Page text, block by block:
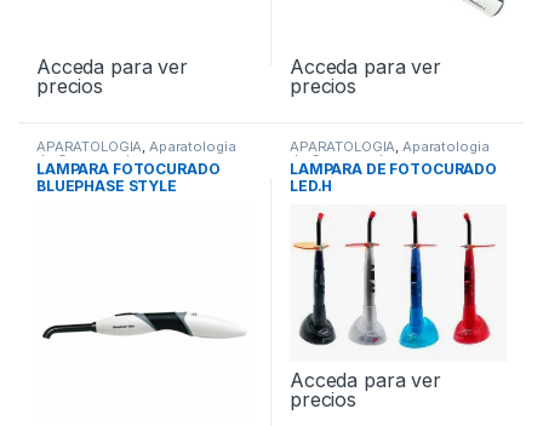
Acceda para ver
precios
Acceda para ver
precios
APARATOLOGIA,Aparatologia
de Conservadora
LAMPARA FOTOCURADO
BLUEPHASE STYLE
APARATOLOGIA,Aparatologia
de Conservadora
LAMPARA DE FOTOCURADO
LED.H
Acceda para ver
precios